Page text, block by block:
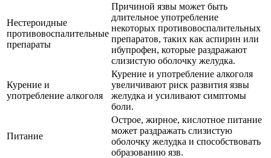
Нестероидные
противовоспалительные
препараты
Причиной язвы может быть
длительное употребление
некоторых противовоспалительных
препаратов, таких как аспирин или
ибупрофен, которые раздражают
слизистую оболочку желудка.
Курение и
употребление алкоголя
Курение и употребление алкоголя
увеличивают риск развития язвы
желудка и усиливают симптомы
боли.
Питание
Острое, жирное, кислотное питание
может раздражать слизистую
оболочку желудка и способствовать
образованию язв.